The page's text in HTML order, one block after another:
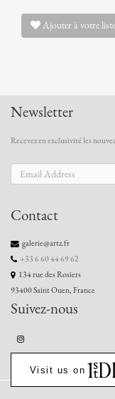
Ajouter à votre liste
Newsletter
Recevez en exclusivité les
Contact
galerie@artz.fr
+33 6 60 44 69 62
134 rue des Rosiers
93400 Saint Ouen, France
Suivez-nous
Visit us on